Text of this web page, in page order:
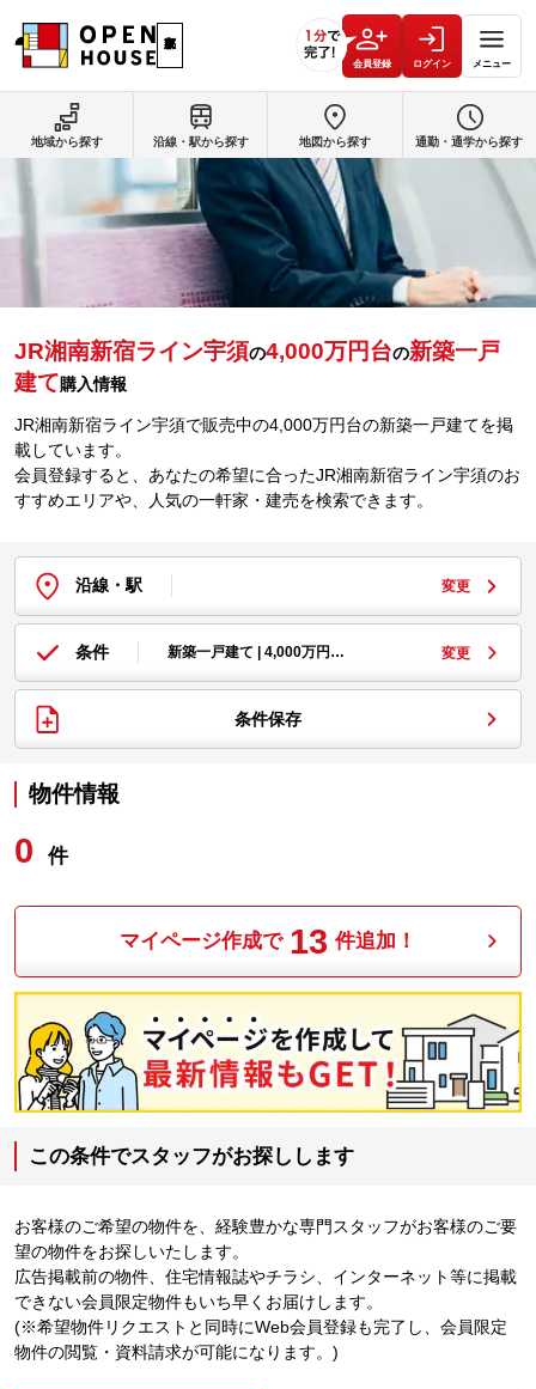
会員登録 ログイン メニュー
JR湘南新宿ライン宇須の4,000万円台の新築一戸
建て購入情報
JR湘南新宿ライン宇須で販売中の4,000万円台の新築一戸建てを掲
載しています。
会員登録すると、あなたの希望に合ったJR湘南新宿ライン宇須のお
すすめエリアや、人気の一軒家・建売を検索できます。
沿線・駅 変更
条件 新築一戸建て | 4,000万円… 変更
条件保存
物件情報
0 件
マイページ作成で 13 件追加！
この条件でスタッフがお探しします
お客様のご希望の物件を、経験豊かな専門スタッフがお客様のご要
望の物件をお探しいたします。
広告掲載前の物件、住宅情報誌やチラシ、インターネット等に掲載
できない会員限定物件もいち早くお届けします。
(※希望物件リクエストと同時にWeb会員登録も完了し、会員限定
物件の閲覧・資料請求が可能になります。)
地域から探す 沿線・駅から探す 地図から探す 通勤・通学から探す